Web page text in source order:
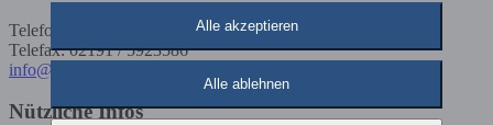
Telefon: 02191 / 5923585
Telefax: 02191 / 5923586
info@rediroma-verlag.de
Nützliche Infos
Alle akzeptieren
Alle ablehnen